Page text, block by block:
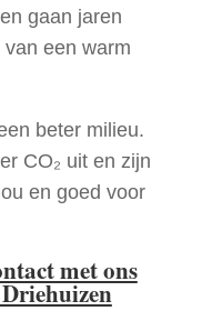
gaan jaren
een warm
beter milieu.
CO₂ uit en zijn
en goed voor
met ons